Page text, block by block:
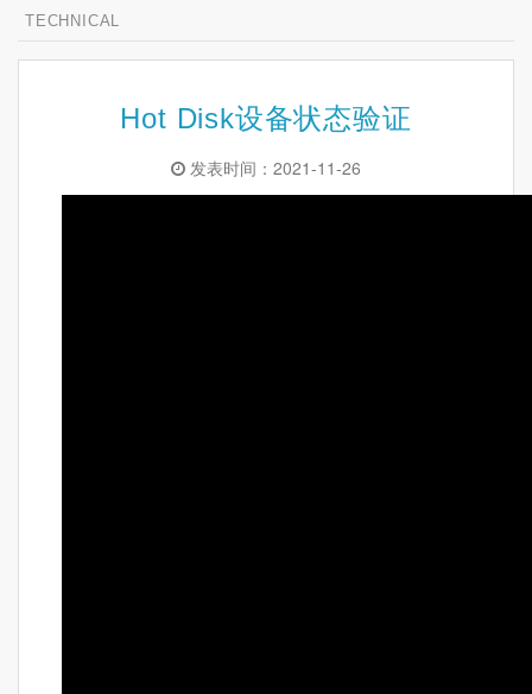
TECHNICAL
Hot Disk设备状态验证
发表时间：2021-11-26